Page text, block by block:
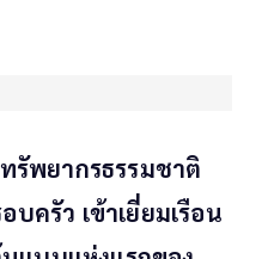
รัพยากรธรรมชาติ
ครัว เข้าเยี่ยมเรือน